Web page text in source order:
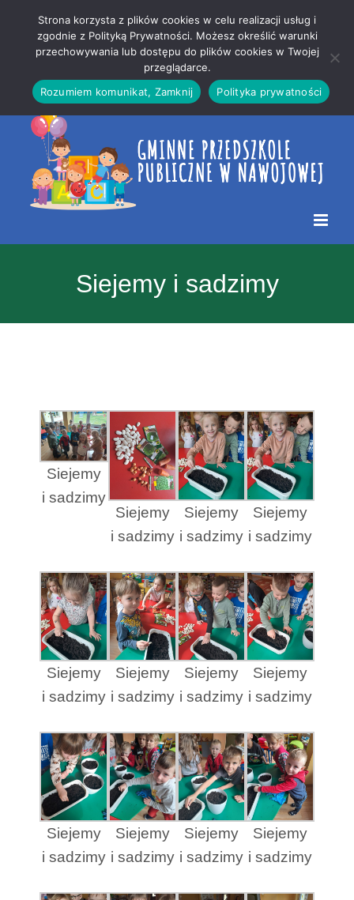
treści
strony
Siejemy i sadzimy
Siejemy
i sadzimy
Siejemy
i sadzimy
Siejemy
i sadzimy
Siejemy
i sadzimy
Siejemy
i sadzimy
Siejemy
i sadzimy
Siejemy
i sadzimy
Siejemy
i sadzimy
Siejemy
i sadzimy
Siejemy
i sadzimy
Siejemy
i sadzimy
Siejemy
i sadzimy
Strona korzysta z plików cookies w celu realizacji usług i
zgodnie z Polityką Prywatności. Możesz określić warunki
przechowywania lub dostępu do plików cookies w Twojej
przeglądarce.
Rozumiem komunikat, Zamknij
Polityka prywatności